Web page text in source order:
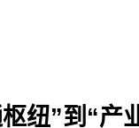
纽”到“产